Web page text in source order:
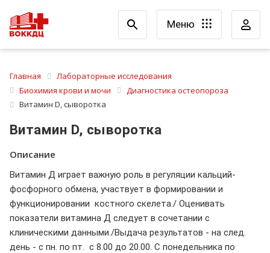
Меню
Главная
Лабораторные исследования
Биохимия крови и мочи
Диагностика остеопороза
Витамин D, сыворотка
Витамин D, сыворотка
Описание
Витамин Д играет важную роль в регуляции кальций-
фосфорного обмена, участвует в формировании и
функционировании костного скелета./ Оценивать
показатели витамина Д следует в сочетании с
клиническими данными./Выдача результатов - на след.
день - с пн. по пт. с 8.00 до 20.00. С понедельника по